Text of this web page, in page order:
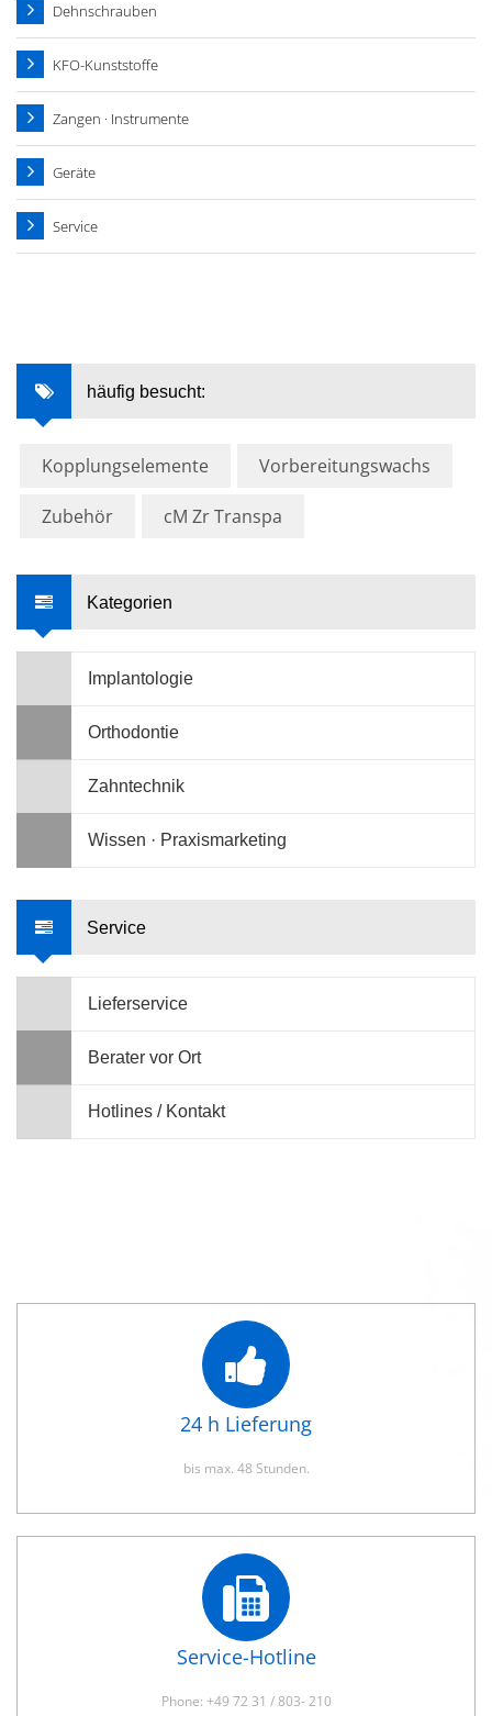
Dehnschrauben
KFO-Kunststoffe
Zangen · Instrumente
Geräte
Service
häufig besucht:
Kopplungselemente Vorbereitungswachs
Zubehör cM Zr Transpa
Kategorien
Implantologie
Orthodontie
Zahntechnik
Wissen · Praxismarketing
Service
Lieferservice
Berater vor Ort
Hotlines / Kontakt
24 h Lieferung
bis max. 48 Stunden.
Service-Hotline
Phone: +49 72 31 / 803- 210